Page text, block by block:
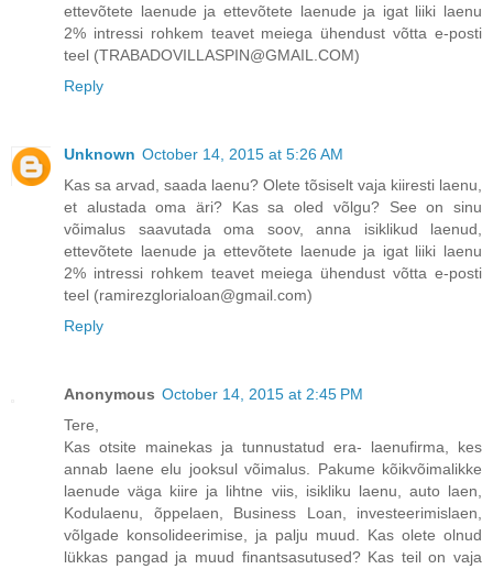
ettevõtete laenude ja ettevõtete laenude ja igat liiki laenu
2% intressi rohkem teavet meiega ühendust võtta e-posti
teel (TRABADOVILLASPIN@GMAIL.COM)
Reply
Unknown October 14, 2015 at 5:26 AM
Kas sa arvad, saada laenu? Olete tõsiselt vaja kiiresti laenu,
et alustada oma äri? Kas sa oled võlgu? See on sinu
võimalus saavutada oma soov, anna isiklikud laenud,
ettevõtete laenude ja ettevõtete laenude ja igat liiki laenu
2% intressi rohkem teavet meiega ühendust võtta e-posti
teel (ramirezglorialoan@gmail.com)
Reply
Anonymous October 14, 2015 at 2:45 PM
Tere,
Kas otsite mainekas ja tunnustatud era- laenufirma, kes
annab laene elu jooksul võimalus. Pakume kõikvõimalikke
laenude väga kiire ja lihtne viis, isikliku laenu, auto laen,
Kodulaenu, õppelaen, Business Loan, investeerimislaen,
võlgade konsolideerimise, ja palju muud. Kas olete olnud
lükkas pangad ja muud finantsasutused? Kas teil on vaja